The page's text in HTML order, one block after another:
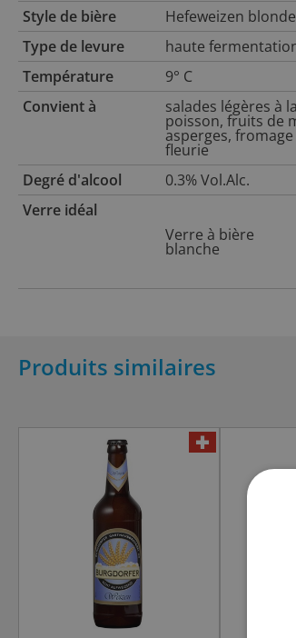
Style de bière
Hefeweizen blonde
Type de levure
haute
Température
9° C
Convient à
salades légères à
poisson, fruits de
asperges,
fleurie
Degré d'alcool
0.3% Vol.Alc.
Verre idéal
Verre à bière
blanche
Produits similaires